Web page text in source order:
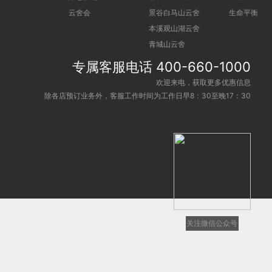
云舍会
景谷白马山云舍
本溪观山湖云舍
青城山云舍
生命平衡
专属客服电话 400-660-1000
欢迎来电，获取更多优惠信息
除各店预订业务外，客服工作时间为工作日早8：30至晚17：30
关注微信公众号